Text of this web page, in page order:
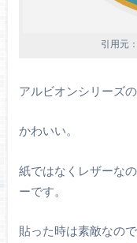
引用元
アルビオンシリーズ
かわいい。
紙ではなくレザーな
ーです。
貼った時は素敵なの